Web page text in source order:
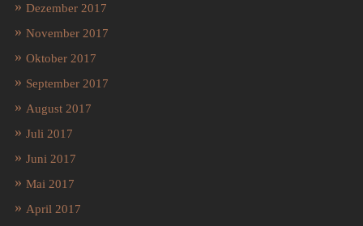
Dezember 2017
November 2017
Oktober 2017
September 2017
August 2017
Juli 2017
Juni 2017
Mai 2017
April 2017